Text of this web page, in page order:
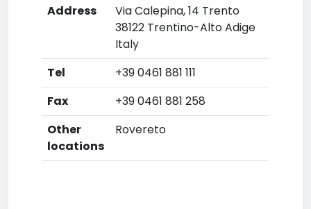
Address
Via Calepina, 14 Trento
38122 Trentino-Alto Adige
Italy
Tel
+39 0461 881 111
Fax
+39 0461 881 258
Other
locations
Rovereto